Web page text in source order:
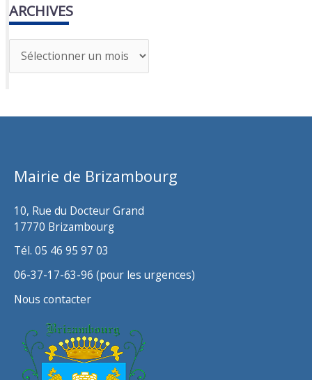
ARCHIVES
r
h
Mairie de Brizambourg
10, Rue du Docteur Grand
17770 Brizambourg
Tél. 05 46 95 97 03
06-37-17-63-96 (pour les urgences)
Nous contacter